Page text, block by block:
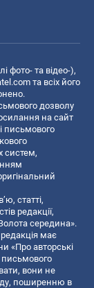
фото- та відео-),
та всіх його
дозволу
на сайт
письмового
систем,
статті,
редакції,
середина».
має
«Про авторські
письмового
вони не
поширенню в